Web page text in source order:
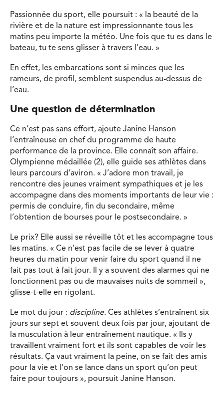
Passionnée du sport, elle poursuit : « la beauté de la
rivière et de la nature est impressionnante tous les
matins peu importe la météo. Une fois que tu es dans le
bateau, tu te sens glisser à travers l’eau. »
En effet, les embarcations sont si minces que les
rameurs, de profil, semblent suspendus au-dessus de
l’eau.
Une question de détermination
Ce n’est pas sans effort, ajoute Janine Hanson
l’entraîneuse en chef du programme de haute
performance de la province. Elle connaît son affaire.
Olympienne médaillée (2), elle guide ses athlètes dans
leurs parcours d’aviron. « J’adore mon travail, je
rencontre des jeunes vraiment sympathiques et je les
accompagne dans des moments importants de leur vie :
permis de conduire, fin du secondaire, même
l’obtention de bourses pour le postsecondaire. »
Le prix? Elle aussi se réveille tôt et les accompagne tous
les matins. « Ce n’est pas facile de se lever à quatre
heures du matin pour venir faire du sport quand il ne
fait pas tout à fait jour. Il y a souvent des alarmes qui ne
fonctionnent pas ou de mauvaises nuits de sommeil »,
glisse-t-elle en rigolant.
Le mot du jour : discipline. Ces athlètes s’entraînent six
jours sur sept et souvent deux fois par jour, ajoutant de
la musculation à leur entraînement nautique. « Ils y
travaillent vraiment fort et ils sont capables de voir les
résultats. Ça vaut vraiment la peine, on se fait des amis
pour la vie et l’on se lance dans un sport qu’on peut
faire pour toujours », poursuit Janine Hanson.